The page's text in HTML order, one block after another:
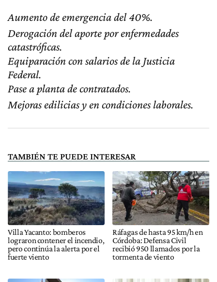
Aumento de emergencia del 40%.
Derogación del aporte por enfermedades
catastróficas.
Equiparación con salarios de la Justicia
Federal.
Pase a planta de contratados.
Mejoras edilicias y en condiciones laborales.
TAMBIÉN TE PUEDE INTERESAR
Villa Yacanto: bomberos
lograron contener el incendio,
pero continúa la alerta por el
fuerte viento
Ráfagas de hasta 95 km/h en
Córdoba: Defensa Civil
recibió 950 llamados por la
tormenta de viento